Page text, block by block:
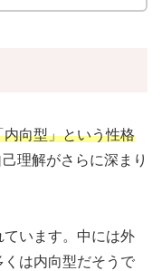
内向型」という性格
理解がさらに深まり
います。中には外
は内向型だそうで